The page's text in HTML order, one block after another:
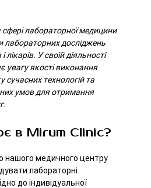
лабораторної медицини
лабораторних досліджень
лікарів. У своїй діяльності
увагу якості виконання
сучасних технологій та
умов для отримання
в Mirum Clinic?
нашого медичного центру
лабораторні
до індивідуальної